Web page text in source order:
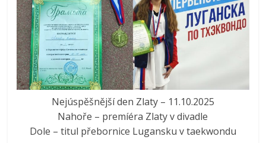
Nejúspěšnější den Zlaty – 11.10.2025
Nahoře – premíéra Zlaty v divadle
Dole – titul přebornice Lugansku v taekwondu